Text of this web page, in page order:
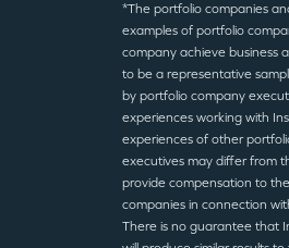
*The portfolio companies
examples of portfolio
company achieve business
to be a representative
by portfolio company
experiences working with
experiences of other
executives may differ from
provide compensation to
companies in connection
There is no guarantee that